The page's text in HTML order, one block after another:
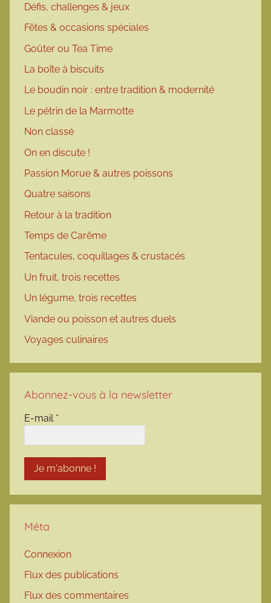
Défis, challenges & jeux
Fêtes & occasions spéciales
Goûter ou Tea Time
La boîte à biscuits
Le boudin noir : entre tradition & modernité
Le pétrin de la Marmotte
Non classé
On en discute !
Passion Morue & autres poissons
Quatre saisons
Retour à la tradition
Temps de Carême
Tentacules, coquillages & crustacés
Un fruit, trois recettes
Un légume, trois recettes
Viande ou poisson et autres duels
Voyages culinaires
Abonnez-vous à la newsletter
E-mail *
Méta
Connexion
Flux des publications
Flux des commentaires